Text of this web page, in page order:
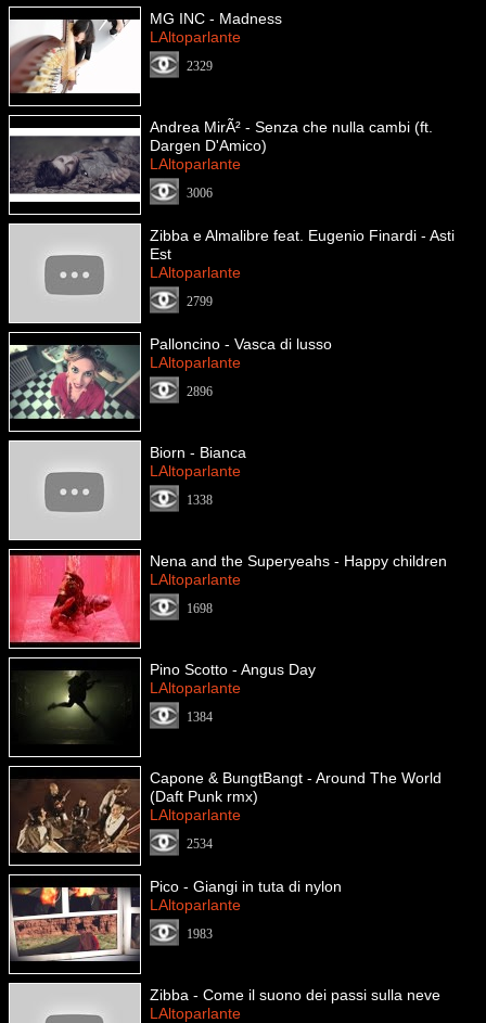
MG INC - Madness
LAltoparlante
2329
Andrea MirÃ² - Senza che nulla cambi (ft.
Dargen D'Amico)
LAltoparlante
3006
Zibba e Almalibre feat. Eugenio Finardi - Asti
Est
LAltoparlante
2799
Palloncino - Vasca di lusso
LAltoparlante
2896
Biorn - Bianca
LAltoparlante
1338
Nena and the Superyeahs - Happy children
LAltoparlante
1698
Pino Scotto - Angus Day
LAltoparlante
1384
Capone & BungtBangt - Around The World
(Daft Punk rmx)
LAltoparlante
2534
Pico - Giangi in tuta di nylon
LAltoparlante
1983
Zibba - Come il suono dei passi sulla neve
LAltoparlante